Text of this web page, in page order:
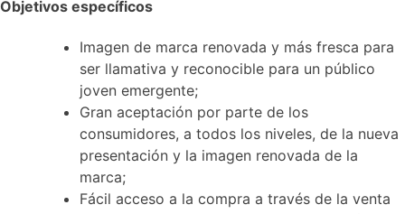
Objetivos específicos
Imagen de marca renovada y más fresca para
ser llamativa y reconocible para un público
joven emergente;
Gran aceptación por parte de los
consumidores, a todos los niveles, de la nueva
presentación y la imagen renovada de la
marca;
Fácil acceso a la compra a través de la venta